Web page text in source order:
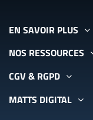
EN SAVOIR PLUS
NOS RESSOURCES
CGV & RGPD
MATTS DIGITAL